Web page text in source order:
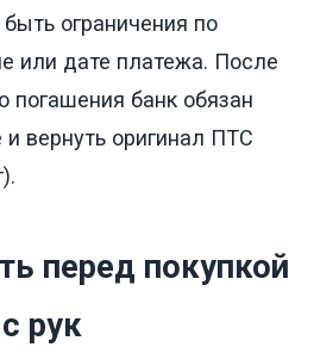
ограничения по
или дате платежа. После
погашения банк обязан
вернуть оригинал ПТС
перед покупкой
рук